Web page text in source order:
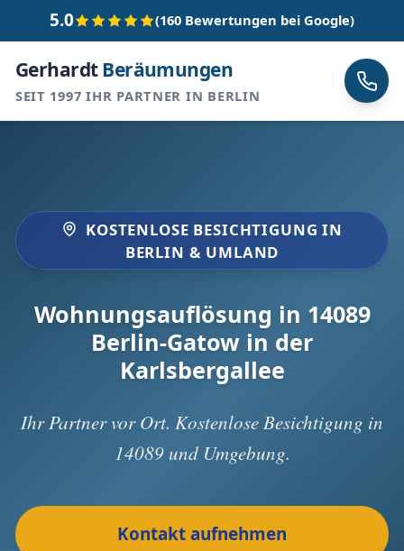
5.0 (160 Bewertungen bei Google)
GerhardtBeräumungen
SEIT 1997 IHR PARTNER IN BERLIN
KOSTENLOSE BESICHTIGUNG IN
BERLIN & UMLAND
Wohnungsauflösung in 14089
Berlin-Gatow in der
Karlsbergallee
Ihr Partner vor Ort. Kostenlose Besichtigung in
14089 und Umgebung.
Kontakt aufnehmen